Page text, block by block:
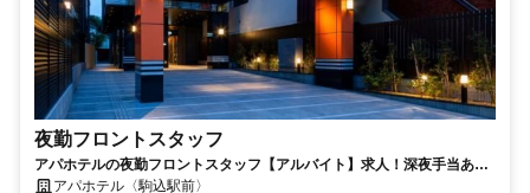
夜勤フロントスタッフ
アパホテルの夜勤フロントスタッフ【アルバイト】求人！深夜手当あり
の夜勤帯でしっかり稼げる
アパホテル〈駒込駅前〉